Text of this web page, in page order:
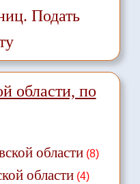
Подать
области, по
области(8)
области(4)